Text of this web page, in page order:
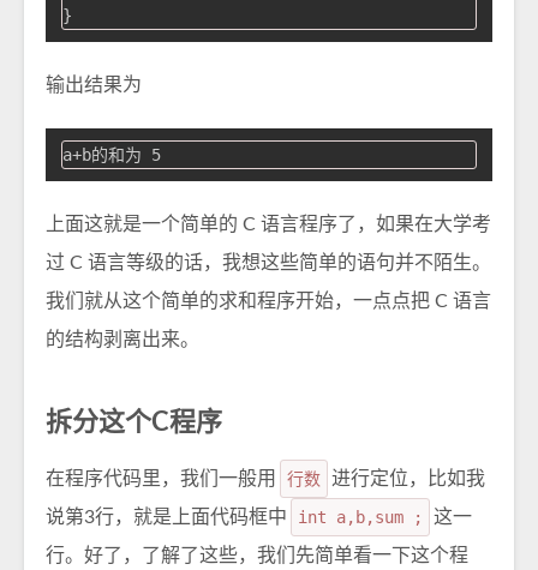
输出结果为
上面这就是一个简单的 C 语言程序了，如果在大学考
过 C 语言等级的话，我想这些简单的语句并不陌生。
我们就从这个简单的求和程序开始，一点点把 C 语言
的结构剥离出来。
拆分这个C程序
在程序代码里，我们一般用 行数 进行定位，比如我
说第3行，就是上面代码框中
int a,b,sum ;
这一
行。好了，了解了这些，我们先简单看一下这个程